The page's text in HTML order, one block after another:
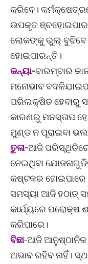
କରିବେ।
ଉପକୃତ
ଲୋକଙ୍କୁ ଭୁଲ୍
ହୋଇପାରନ୍ତି।
କନ୍ୟା-ବାରମ୍ବାର
ମନୋଭାବ
ପରିଲକ୍ଷିତ ହେବାରୁ
କାରଣରୁ ମନସ୍ତାପ
ମୁଣ୍ଡ ନ ପୂରାଇବା
ତୁଳା-ଆଜି ପରିସ୍ଥିତିରେ
ନେଇଥିବା
କଷ୍ଟକର
ସମସ୍ୟା ଆଜି ହଠାତ୍
କାର୍ଯ୍ୟରେ ପରୋକ୍ଷ
କରିପାରେ।
ବିଛା-ଆଜି ଆନୁଷ୍ଠାନିକ
ଅଭାବ ରହିବ ନାହିଁ।